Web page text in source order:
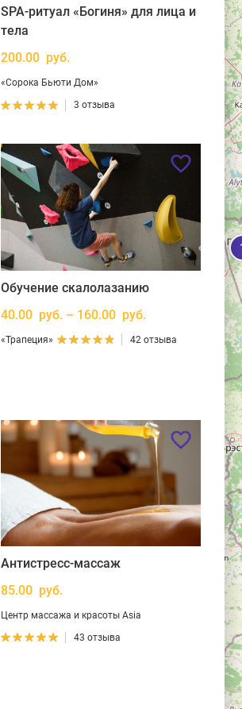
SPA-ритуал «Богиня» для лица и
тела
200.00 руб.
«Сорока Бьюти Дом»
3 отзыва
Обучение скалолазанию
40.00 руб. – 160.00 руб.
«Трапеция» 42 отзыва
Антистресс-массаж
85.00 руб.
Центр массажа и красоты Asia
43 отзыва